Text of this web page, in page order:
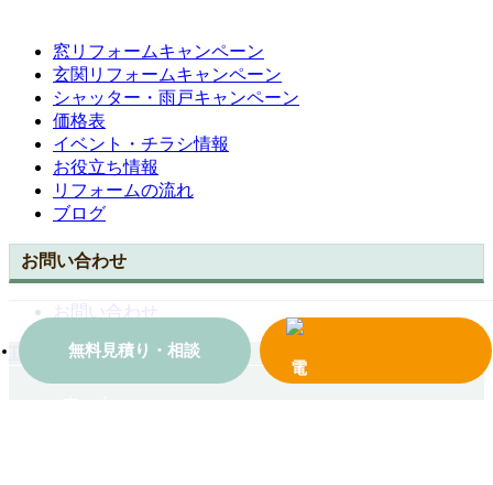
無料見積り・相談
窓リフォームキャンペーン
玄関リフォームキャンペーン
シャッター・雨戸キャンペーン
価格表
イベント・チラシ情報
お役立ち情報
リフォームの流れ
ブログ
お問い合わせ
お問い合わせ
TOPへ戻る